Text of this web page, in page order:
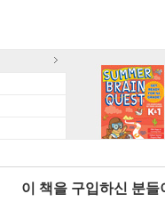
이 책을 구입하신 분